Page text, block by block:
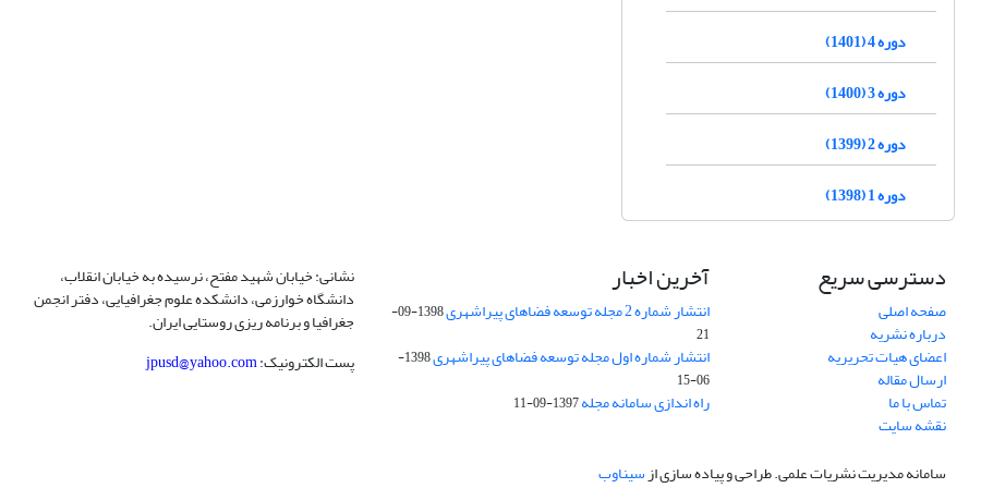
دوره 4 (1401)
دوره 3 (1400)
دوره 2 (1399)
دوره 1 (1398)
دسترسی سریع
صفحه اصلی
درباره نشریه
اعضای هیات تحریریه
ارسال مقاله
تماس با ما
نقشه سایت
آخرین اخبار
انتشار شماره 2 مجله توسعه فضاهای پیراشهری
1398-09-
21
انتشار شماره اول مجله توسعه فضاهای پیراشهری
1398-
06-15
راه اندازی سامانه مجله1397-09-11
نشانی: خیابان شهید مفتح، نرسیده به خیابان انقلاب،
دانشگاه خوارزمی، دانشکده علوم جغرافیایی، دفتر انجمن
جغرافیا و برنامه ریزی روستایی ایران.
پست الکترونیک:jpusd@yahoo.com
سامانه مدیریت نشریات علمی.طراحی و پیاده سازی ازسیناوب